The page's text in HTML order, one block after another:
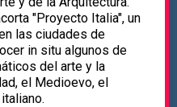
"Proyecto Italia", un
las ciudades de
in situ algunos de
del arte y la
el Medioevo, el